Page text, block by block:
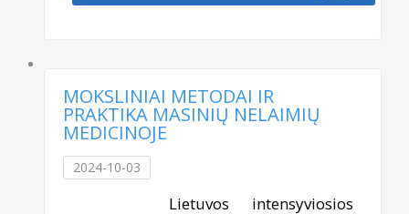
MOKSLINIAI METODAI IR
PRAKTIKA MASINIŲ NELAIMIŲ
MEDICINOJE
2024-10-03
Lietuvos intensyviosios